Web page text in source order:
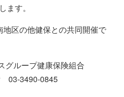
ます。
区の他健保との共同開催で
グループ健康保険組合
03-3490-0845